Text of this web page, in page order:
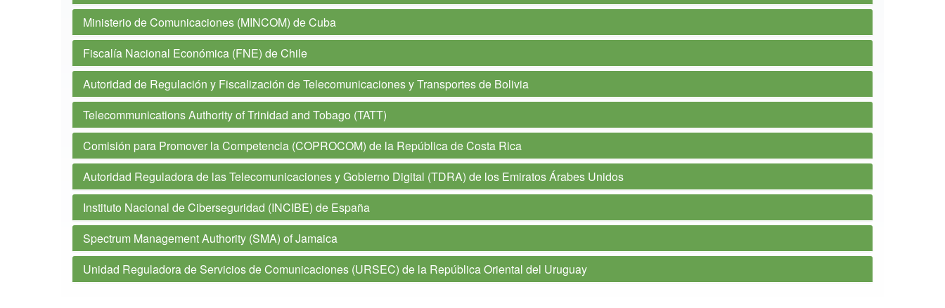
Ministerio de Comunicaciones (MINCOM) de Cuba
Fiscalía Nacional Económica (FNE) de Chile
Autoridad de Regulación y Fiscalización de Telecomunicaciones y Transportes de Bolivia
Telecommunications Authority of Trinidad and Tobago (TATT)
Comisión para Promover la Competencia (COPROCOM) de la República de Costa Rica
Autoridad Reguladora de las Telecomunicaciones y Gobierno Digital (TDRA) de los Emiratos Árabes Unidos
Instituto Nacional de Ciberseguridad (INCIBE) de España
Spectrum Management Authority (SMA) of Jamaica
Unidad Reguladora de Servicios de Comunicaciones (URSEC) de la República Oriental del Uruguay